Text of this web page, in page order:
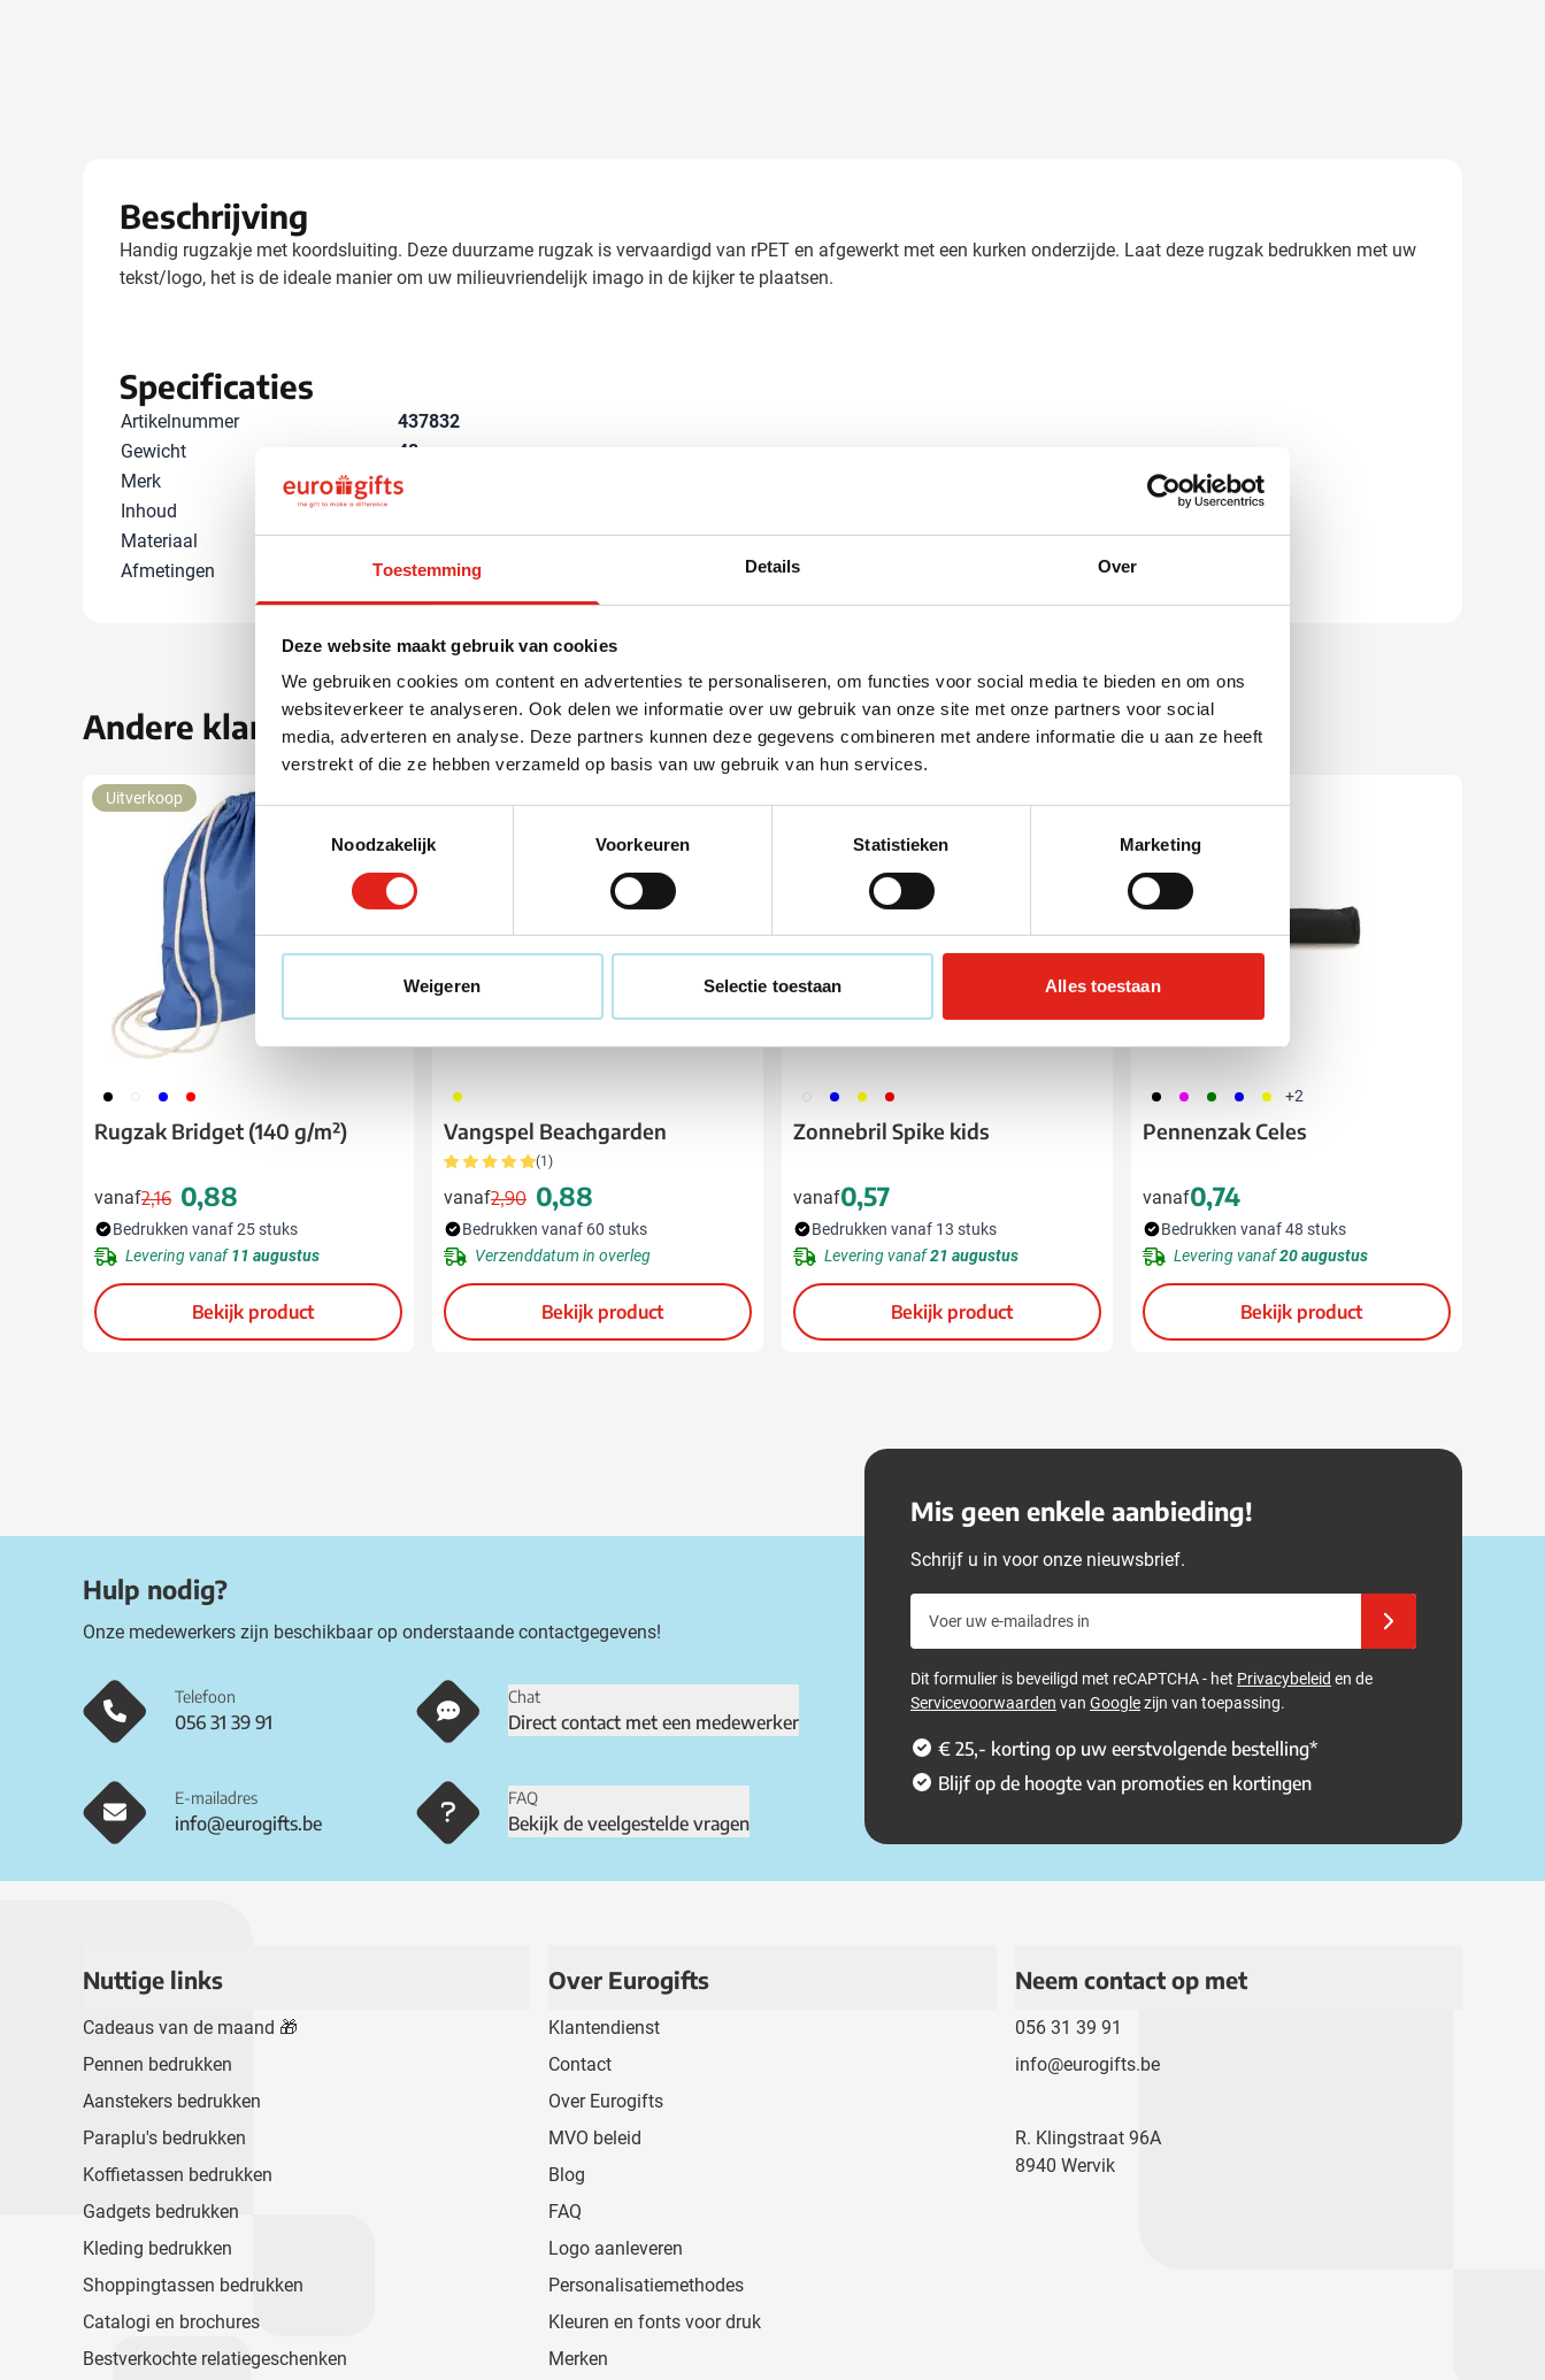
Toestemming Details Over
Deze website maakt gebruik van cookies
We gebruiken cookies om content en advertenties te personaliseren, om functies voor social media te bieden en om ons
websiteverkeer te analyseren. Ook delen we informatie over uw gebruik van onze site met onze partners voor social
media, adverteren en analyse. Deze partners kunnen deze gegevens combineren met andere informatie die u aan ze heeft
verstrekt of die ze hebben verzameld op basis van uw gebruik van hun services.
Toestemmingsselectie
Noodzakelijk
Voorkeuren Statistieken Marketing
Weigeren Selectie toestaan Alles toestaan
Beschrijving
Handig rugzakje met koordsluiting. Deze duurzame rugzak is vervaardigd van rPET en afgewerkt met een kurken onderzijde. Laat deze rugzak bedrukken met uw
tekst/logo, het is de ideale manier om uw milieuvriendelijk imago in de kijker te plaatsen.
Specificaties
Artikelnummer
437832
Gewicht
48 gram
Merk
IMPRESSION
Inhoud
Materiaal
Kurk, rPET
Afmetingen
39 cm x 37.5 cm x 0.2 cm (l x b x h)
Andere klanten kozen ook voor
001 002 005 008
Rugzak Bridget (140 g/m²)
vanaf
Normale prijs
2,16 0,88
Uitverkoop
Bedrukken vanaf 25 stuks
Levering vanaf11 augustus
Bekijk product
006
Vangspel Beachgarden
(1)
vanaf
Normale prijs
2,90 0,88
Bedrukken vanaf 60 stuks
Verzenddatum in overleg
Bekijk product
002 005 006 008
Zonnebril Spike kids
vanaf0,57
Bedrukken vanaf 13 stuks
Levering vanaf21 augustus
Bekijk product
001 046 004 005 006 +2
Pennenzak Celes
vanaf0,74
Bedrukken vanaf 48 stuks
Levering vanaf20 augustus
Bekijk product
Hulp nodig?
Onze medewerkers zijn beschikbaar op onderstaande contactgegevens!
Telefoon
056 31 39 91
Chat
Direct contact met een medewerker
E-mailadres
info@eurogifts.be
FAQ
Bekijk de veelgestelde vragen
Mis geen enkele aanbieding!
Schrijf u in voor onze nieuwsbrief.
Dit formulier is beveiligd met reCAPTCHA - het Privacybeleid en de
Servicevoorwaarden van Googlezijn van toepassing.
€ 25,- korting op uw eerstvolgende bestelling*
Blijf op de hoogte van promoties en kortingen
Nuttige links
Cadeaus van de maand 🎁
Pennen bedrukken
Aanstekers bedrukken
Paraplu's bedrukken
Koffietassen bedrukken
Gadgets bedrukken
Kleding bedrukken
Shoppingtassen bedrukken
Catalogi en brochures
Bestverkochte relatiegeschenken
Over Eurogifts
Klantendienst
Contact
Over Eurogifts
MVO beleid
Blog
FAQ
Logo aanleveren
Personalisatiemethodes
Kleuren en fonts voor druk
Merken
Neem contact op met
056 31 39 91
info@eurogifts.be
R. Klingstraat 96A
8940 Wervik